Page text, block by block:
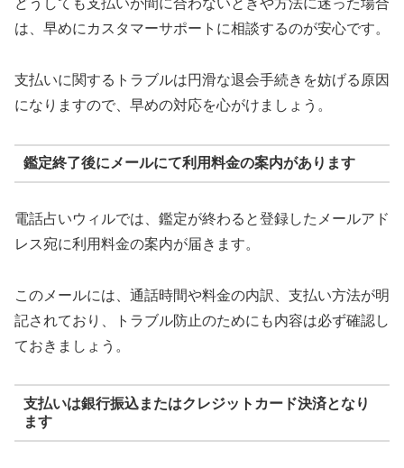
どうしても支払いが間に合わないときや方法に迷った場合
は、早めにカスタマーサポートに相談するのが安心です。
支払いに関するトラブルは円滑な退会手続きを妨げる原因
になりますので、早めの対応を心がけましょう。
鑑定終了後にメールにて利用料金の案内があります
電話占いウィルでは、鑑定が終わると登録したメールアド
レス宛に利用料金の案内が届きます。
このメールには、通話時間や料金の内訳、支払い方法が明
記されており、トラブル防止のためにも内容は必ず確認し
ておきましょう。
支払いは銀行振込またはクレジットカード決済となり
ます